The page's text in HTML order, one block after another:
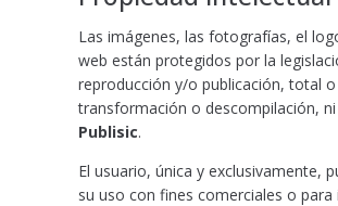
Las imágenes, las fotografías, el
web están protegidos por la
reproducción y/o publicación, total
transformación o descompilación,
Publisic.
El usuario, única y exclusivamente,
su uso con fines comerciales o